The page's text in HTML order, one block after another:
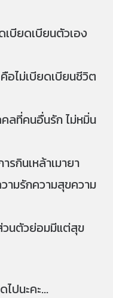
เบียดเบียนตัวเอง
อไม่เบียดเบียนชีวิต
ลที่คนอื่นรัก ไม่หมิ่น
รกินเหล้าเมายา
ามรักความสุขความ
วนตัวย่อมมีแต่สุข
ปนะคะ...